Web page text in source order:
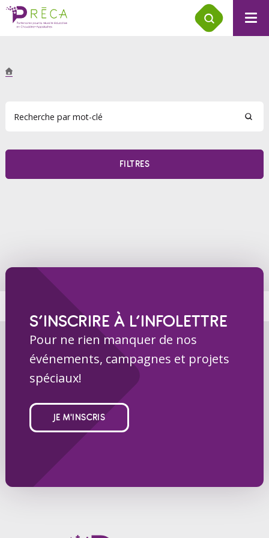
FILTRES
S’INSCRIRE À L’INFOLETTRE
Pour ne rien manquer de nos
événements, campagnes et projets
spéciaux!
JE M'INSCRIS